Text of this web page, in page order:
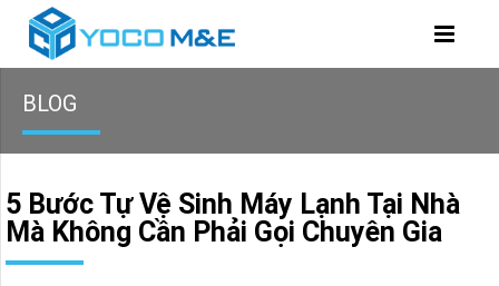
BLOG
5 Bước Tự Vệ Sinh Máy Lạnh Tại Nhà
Mà Không Cần Phải Gọi Chuyên Gia